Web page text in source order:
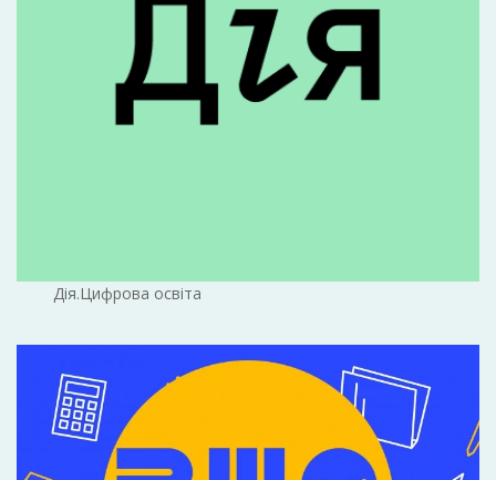
Дія.Цифрова освіта